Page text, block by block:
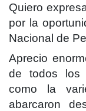
Quiero
por la
Nacional de
Aprecio
de todos los
como la
abarcaron